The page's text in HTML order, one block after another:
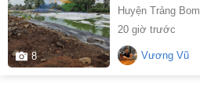
8
Huyện Trảng Bom
20 giờ trước
Vương Vũ